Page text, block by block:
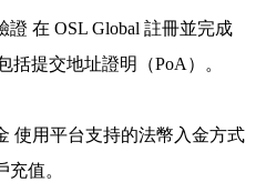
證 在 OSL Global 註冊並完成
括提交地址證明（PoA）。
使用平台支持的法幣入金方式
充值。